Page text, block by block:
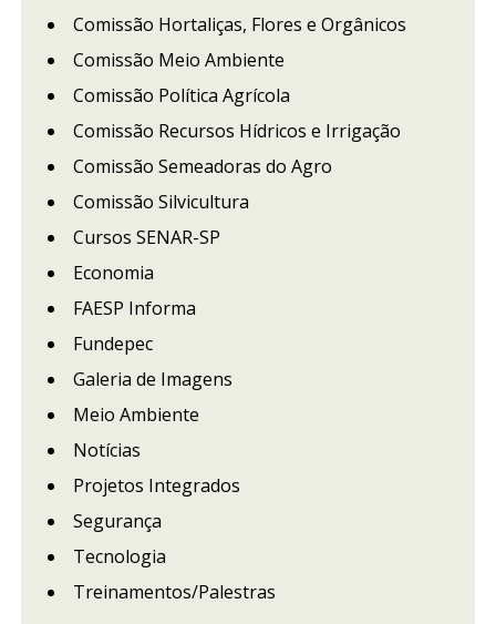
Comissão Hortaliças, Flores e Orgânicos
Comissão Meio Ambiente
Comissão Política Agrícola
Comissão Recursos Hídricos e Irrigação
Comissão Semeadoras do Agro
Comissão Silvicultura
Cursos SENAR-SP
Economia
FAESP Informa
Fundepec
Galeria de Imagens
Meio Ambiente
Notícias
Projetos Integrados
Segurança
Tecnologia
Treinamentos/Palestras